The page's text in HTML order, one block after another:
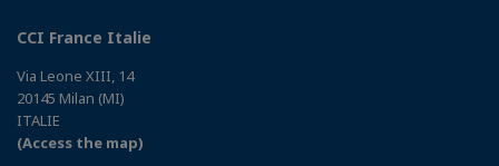
CCI France Italie
Via Leone XIII, 14
20145 Milan (MI)
ITALIE
(Access the map)